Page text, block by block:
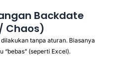
Backdate
Chaos)
tanpa aturan. Biasanya
“bebas” (seperti Excel).